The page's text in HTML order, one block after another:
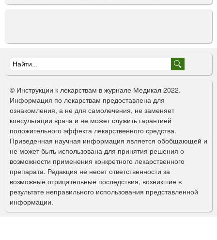
Ф
о
р
м
а
п
о
и
с
к
© Инструкции к лекарствам в журнале Медикал 2022.
Информация по лекарствам предоставлена для
ознакомления, а не для самолечения, не заменяет
консультации врача и не может служить гарантией
положительного эффекта лекарственного средства.
Приведенная научная информация является обобщающей и
не может быть использована для принятия решения о
возможности применения конкретного лекарственного
препарата. Редакция не несет ответственности за
возможные отрицательные последствия, возникшие в
результате неправильного использования представленной
информации.